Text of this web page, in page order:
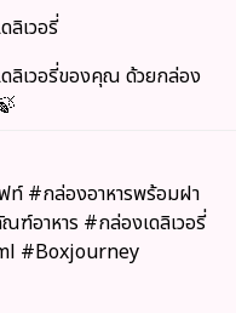
ลิเวอรี่
ลิเวอรี่ของคุณ ด้วยกล่อง
ท์ #กล่องอาหารพร้อมฝา
ฑ์อาหาร #กล่องเดลิเวอรี่
#Boxjourney